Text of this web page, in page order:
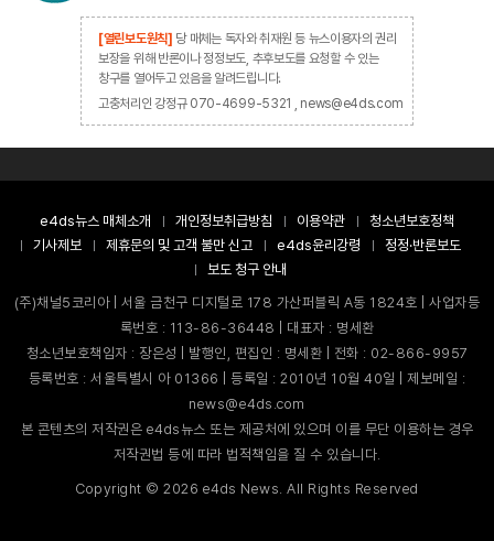
[열린보도원칙] 당 매체는 독자와 취재원 등 뉴스이용자의 권리
보장을 위해 반론이나 정정보도, 추후보도를 요청할 수 있는
창구를 열어두고 있음을 알려드립니다.
고충처리인 강정규 070-4699-5321 , news@e4ds.com
e4ds뉴스 매체소개 개인정보취급방침 이용약관
청소년보호정책
기사제보
제휴문의 및 고객 불만 신고 e4ds윤리강령
정정·반론보도
보도 청구 안내
(주)채널5코리아 | 서울 금천구 디지털로 178 가산퍼블릭 A동 1824호 | 사업자등
록번호 : 113-86-36448 | 대표자 : 명세환
청소년보호책임자 : 장은성 | 발행인, 편집인 : 명세환 | 전화 : 02-866-9957
등록번호 : 서울특별시 아 01366 | 등록일 : 2010년 10월 40일 | 제보메일 :
news@e4ds.com
본 콘텐츠의 저작권은 e4ds뉴스 또는 제공처에 있으며 이를 무단 이용하는 경우
저작권법 등에 따라 법적책임을 질 수 있습니다.
Copyright ©2026 e4ds News. All Rights Reserved